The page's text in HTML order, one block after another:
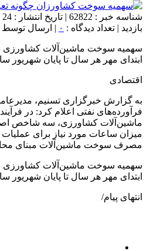
بازدید | تعداد دیدگاه : ۰ | ارسال
سهمیه سوخت ماشین‌آلات کشاورزی
ابتدای مهر هر سال تا پایان شهریور
اقتصادی
به گزارش خبرگزاری تسنیم،
فرآورده‌های نفتی اعلام کرد: در
ماشین‌آلات کشاورزی، سه شاخص
میزان ساعات مورد نیاز برای
مصرف سوخت ماشین‌آلات مبنای
سهمیه سوخت ماشین‌آلات کشاورزی
ابتدای مهر هر سال تا پایان شهریور
انتهای پیام/